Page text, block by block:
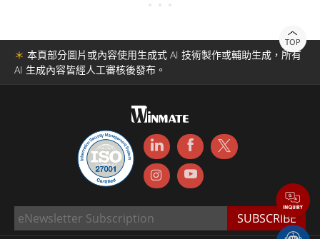
TOP
＊ 本頁部分圖片或內容使用生成式 AI 技術製作或輔助生成，所有
AI 生成內容皆經人工審核後發布。